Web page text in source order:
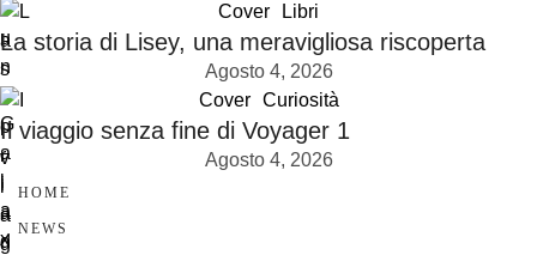
Cover
Libri
La storia di Lisey, una meravigliosa riscoperta
Agosto 4, 2026
Cover
Curiosità
Il viaggio senza fine di Voyager 1
Agosto 4, 2026
HOME
NEWS